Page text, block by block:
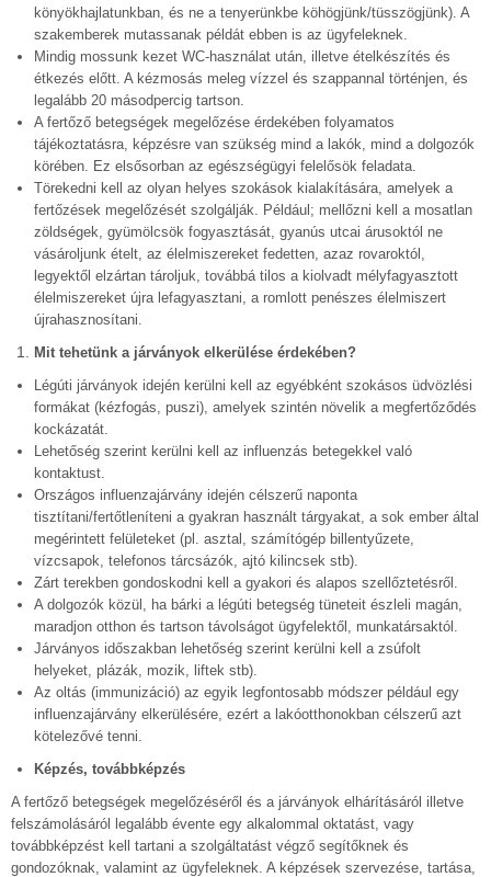
könyökhajlatunkban, és ne a tenyerünkbe köhögjünk/tüsszögjünk). A
szakemberek mutassanak példát ebben is az ügyfeleknek.
Mindig mossunk kezet WC-használat után, illetve ételkészítés és
étkezés előtt. A kézmosás meleg vízzel és szappannal történjen, és
legalább 20 másodpercig tartson.
A fertőző betegségek megelőzése érdekében folyamatos
tájékoztatásra, képzésre van szükség mind a lakók, mind a dolgozók
körében. Ez elsősorban az egészségügyi felelősök feladata.
Törekedni kell az olyan helyes szokások kialakítására, amelyek a
fertőzések megelőzését szolgálják. Például; mellőzni kell a mosatlan
zöldségek, gyümölcsök fogyasztását, gyanús utcai árusoktól ne
vásároljunk ételt, az élelmiszereket fedetten, azaz rovaroktól,
legyektől elzártan tároljuk, továbbá tilos a kiolvadt mélyfagyasztott
élelmiszereket újra lefagyasztani, a romlott penészes élelmiszert
újrahasznosítani.
Mit tehetünk a járványok elkerülése érdekében?
Légúti járványok idején kerülni kell az egyébként szokásos üdvözlési
formákat (kézfogás, puszi), amelyek szintén növelik a megfertőződés
kockázatát.
Lehetőség szerint kerülni kell az influenzás betegekkel való
kontaktust.
Országos influenzajárvány idején célszerű naponta
tisztítani/fertőtleníteni a gyakran használt tárgyakat, a sok ember által
megérintett felületeket (pl. asztal, számítógép billentyűzete,
vízcsapok, telefonos tárcsázók, ajtó kilincsek stb).
Zárt terekben gondoskodni kell a gyakori és alapos szellőztetésről.
A dolgozók közül, ha bárki a légúti betegség tüneteit észleli magán,
maradjon otthon és tartson távolságot ügyfelektől, munkatársaktól.
Járványos időszakban lehetőség szerint kerülni kell a zsúfolt
helyeket, plázák, mozik, liftek stb).
Az oltás (immunizáció) az egyik legfontosabb módszer például egy
influenzajárvány elkerülésére, ezért a lakóotthonokban célszerű azt
kötelezővé tenni.
Képzés, továbbképzés
A fertőző betegségek megelőzéséről és a járványok elhárításáról illetve
felszámolásáról legalább évente egy alkalommal oktatást, vagy
továbbképzést kell tartani a szolgáltatást végző segítőknek és
gondozóknak, valamint az ügyfeleknek. A képzések szervezése, tartása,